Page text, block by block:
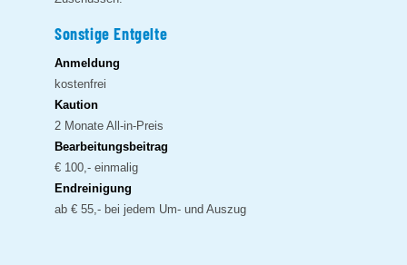
Sonstige Entgelte
Anmeldung
kostenfrei
Kaution
2 Monate All-in-Preis
Bearbeitungsbeitrag
€ 100,- einmalig
Endreinigung
ab € 55,- bei jedem Um- und Auszug